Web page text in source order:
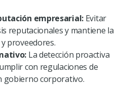
empresarial: Evitar
reputacionales y mantiene la
proveedores.
La detección proactiva
con regulaciones de
gobierno corporativo.